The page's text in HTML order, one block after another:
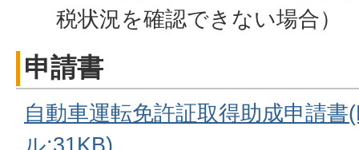
税状況を確認できない場合）
申請書
自動車運転免許証取得助成申請書
ル:31KB)